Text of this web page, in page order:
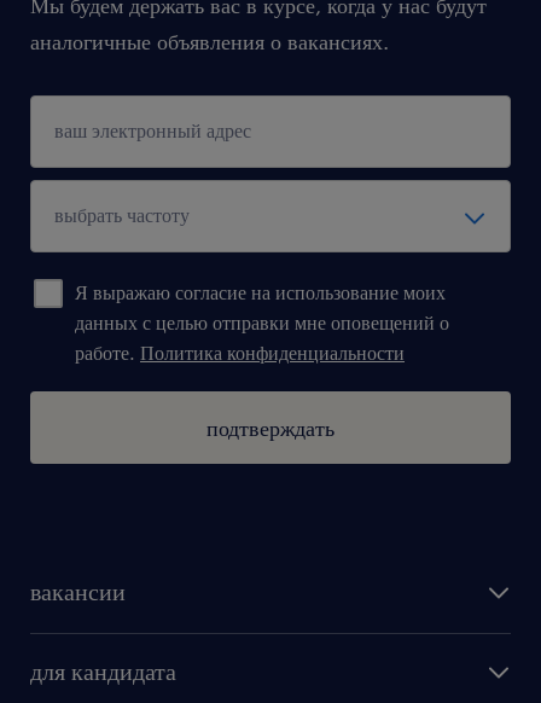
аналогичные объявления о вакансиях.
Я выражаю согласие на использование моих
данных с целью отправки мне оповещений о
работе. Политика конфиденциальности
подтверждать
вакансии
бонусы для работников
для кандидата